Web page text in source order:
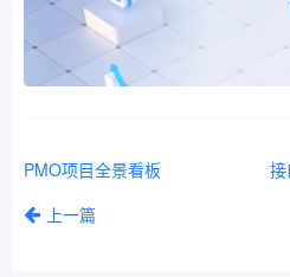
PMO项目全景看板
上一篇